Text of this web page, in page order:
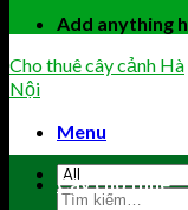
Add anything
Cho thuê cây cảnh Hà
Nội
Menu
Cây cho thuê